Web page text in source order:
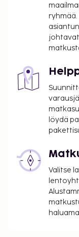
löydä
Valitse